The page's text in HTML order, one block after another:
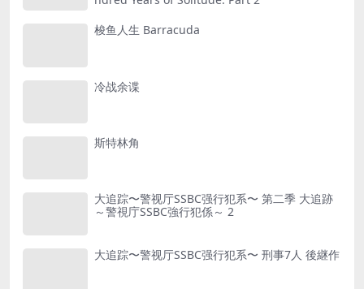
梭鱼人生 Barracuda
冷战余谍
斯特林角
大追踪〜警视厅SSBC强行犯系〜 第二季 大追跡
～警視庁SSBC強行犯係～ 2
大追踪〜警视厅SSBC强行犯系〜 刑事7人 後継作